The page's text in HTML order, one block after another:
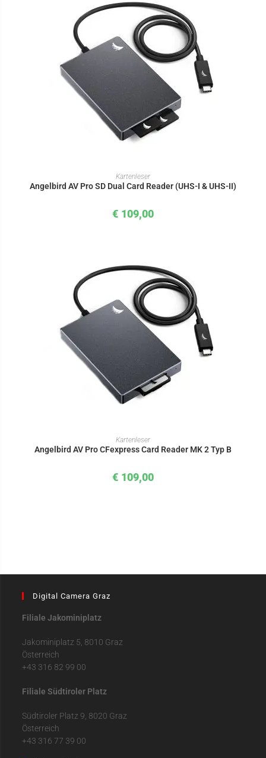
IN DEN WARENKORB
Kartenleser
Angelbird AV Pro SD Dual Card Reader (UHS-I & UHS-II)
€ 109,00
IN DEN WARENKORB
Kartenleser
Angelbird AV Pro CFexpress Card Reader MK 2 Typ B
€ 109,00
Digital Camera Graz
Filiale Jakominiplatz
Jakominiplatz 5, 8010 Graz
Österreich
+43 316 82 99 00
Filiale Südtiroler Platz
Südtiroler Platz 9, 8020 Graz
Österreich
+43 316 77 39 00